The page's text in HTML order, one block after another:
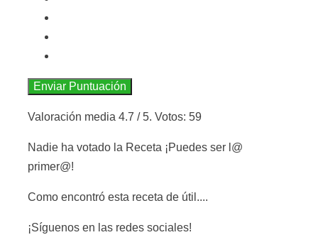
Enviar Puntuación
Valoración media 4.7 / 5. Votos: 59
Nadie ha votado la Receta ¡Puedes ser l@
primer@!
Como encontró esta receta de útil....
¡Síguenos en las redes sociales!